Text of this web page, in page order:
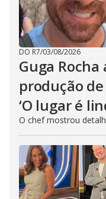
DO R7/03/08/2026
Guga
produção
‘O lugar é
O chef mostrou